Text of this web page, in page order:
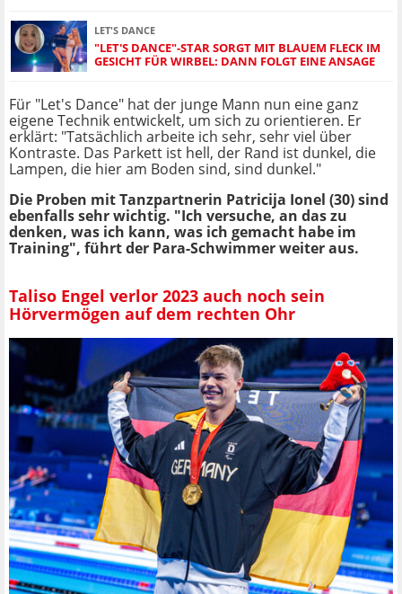
LET'S DANCE
"LET'S DANCE"-STAR SORGT MIT BLAUEM FLECK IM
GESICHT FÜR WIRBEL: DANN FOLGT EINE ANSAGE
Für "Let's Dance" hat der junge Mann nun eine ganz
eigene Technik entwickelt, um sich zu orientieren. Er
erklärt: "Tatsächlich arbeite ich sehr, sehr viel über
Kontraste. Das Parkett ist hell, der Rand ist dunkel, die
Lampen, die hier am Boden sind, sind dunkel."
Die Proben mit Tanzpartnerin Patricija Ionel (30) sind
ebenfalls sehr wichtig. "Ich versuche, an das zu
denken, was ich kann, was ich gemacht habe im
Training", führt der Para-Schwimmer weiter aus.
Taliso Engel verlor 2023 auch noch sein
Hörvermögen auf dem rechten Ohr